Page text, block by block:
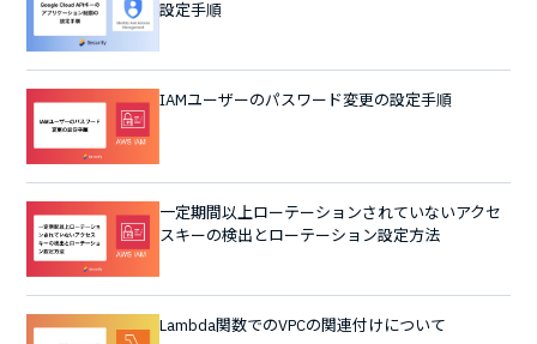
設定手順
IAMユーザーのパスワード変更の設定手順
一定期間以上ローテーションされていないアクセ
スキーの検出とローテーション設定方法
Lambda関数でのVPCの関連付けについて